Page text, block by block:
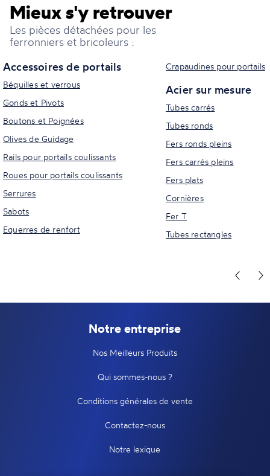
Mieux s'y retrouver
Les pièces détachées pour les
ferronniers et bricoleurs :
Accessoires de portails
Béquilles et verrous
Gonds et Pivots
Boutons et Poignées
Olives de Guidage
Rails pour portails coulissants
Roues pour portails coulissants
Serrures
Sabots
Equerres de renfort
Crapaudines pour portails
Acier sur mesure
Tubes carrés
Tubes ronds
Fers ronds pleins
Fers carrés pleins
Fers plats
Cornières
Fer T
Tubes rectangles
Notre entreprise
Nos Meilleurs Produits
Qui sommes-nous ?
Conditions générales de vente
Contactez-nous
Notre lexique